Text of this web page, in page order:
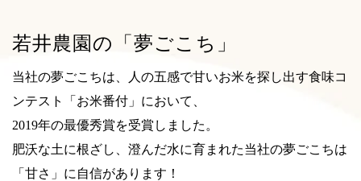
若井農園の「夢ごこち」
当社の夢ごこちは、人の五感で甘いお米を探し出す食味コ
ンテスト「お米番付」において、
2019年の最優秀賞を受賞しました。
肥沃な土に根ざし、澄んだ水に育まれた当社の夢ごこちは
「甘さ」に自信があります！